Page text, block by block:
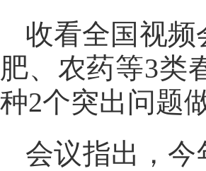
收看全国视
肥、农药等3类
种2个突出问题
会议指出，今